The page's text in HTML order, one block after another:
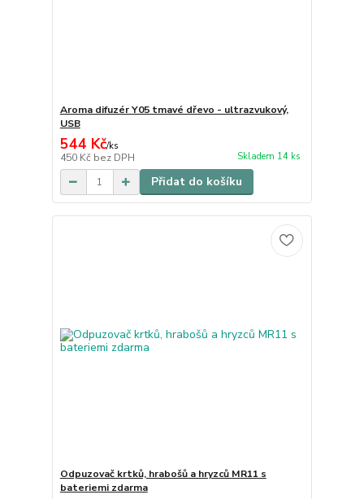
Aroma difuzér Y05 tmavé dřevo - ultrazvukový,
USB
544 Kč/ks
450 Kč bez DPH Skladem 14 ks
Přidat do košíku
Odpuzovač krtků, hrabošů a hryzců MR11 s
bateriemi zdarma